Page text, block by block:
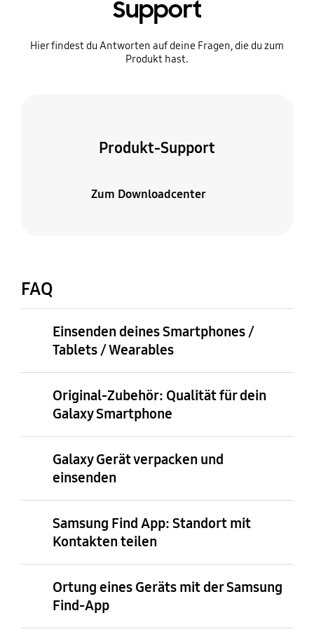
Support
Hier findest du Antworten auf deine Fragen, die du zum
Produkt hast.
Produkt-Support
Zum Downloadcenter
FAQ
Einsenden deines Smartphones /
Tablets / Wearables
Original-Zubehör: Qualität für dein
Galaxy Smartphone
Galaxy Gerät verpacken und
einsenden
Samsung Find App: Standort mit
Kontakten teilen
Ortung eines Geräts mit der Samsung
Find-App